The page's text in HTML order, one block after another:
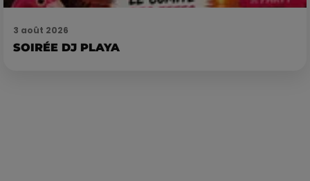
3 août 2026
SOIRÉE DJ PLAYA